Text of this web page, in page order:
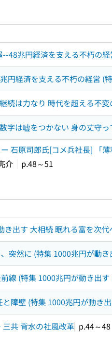
48兆円経済を支える不朽の経
円経済を支える不朽の経営 (
続は力なり 時代を超える不
字は嘘をつかない 身の丈守
石原司郎氏[コメ兵社長] 「
介
p.48～51
き出す 大相続 眠れる富を次代
、突然に (特集 1000兆円が動
線 (特集 1000兆円が動き出
障壁 (特集 1000兆円が動き
共 背水の社風改革 p.44～48